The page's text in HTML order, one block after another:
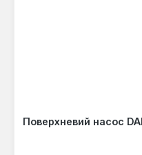
Поверхневий насос